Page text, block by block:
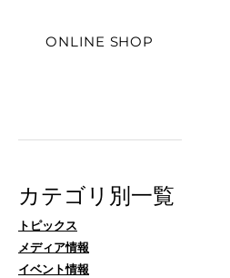
ONLINE SHOP
カテゴリ別一覧
トピックス
メディア情報
イベント情報